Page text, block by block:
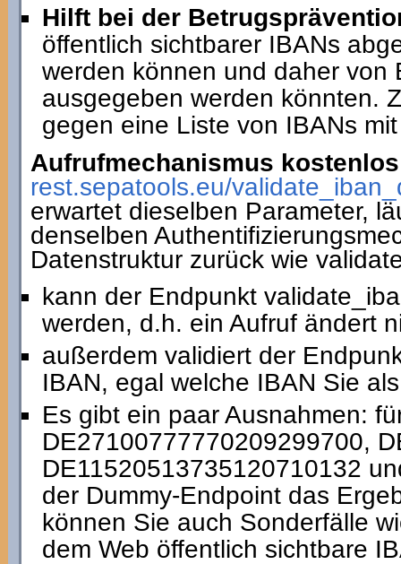
Hilft bei der
öffentlich sichtbarer IBANs
werden können und daher von
ausgegeben werden könnten.
gegen eine Liste von IBANs
Aufrufmechanismus
rest.sepatools.eu/
erwartet dieselben Parameter,
denselben
Datenstruktur zurück wie
kann der Endpunkt
werden, d.h. ein Aufruf ändert
außerdem validiert der
IBAN, egal welche IBAN Sie
Es gibt ein paar Ausnahmen:
DE27100777770209299700,
DE11520513735120710132
der Dummy-Endpoint das
können Sie auch Sonderfälle
dem Web öffentlich sichtbare